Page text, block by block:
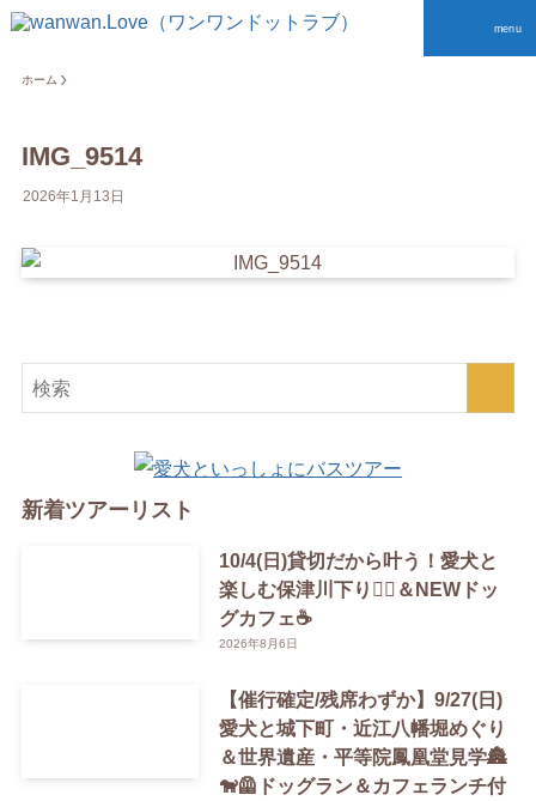
menu
ホーム
IMG_9514
2026年1月13日
新着ツアーリスト
10/4(日)貸切だから叶う！愛犬と
楽しむ保津川下り🚣‍♀️＆NEWドッ
グカフェ☕️
2026年8月6日
【催行確定/残席わずか】9/27(日)
愛犬と城下町・近江八幡堀めぐり
＆世界遺産・平等院鳳凰堂見学🏯
🐕‍🦺ドッグラン＆カフェランチ付